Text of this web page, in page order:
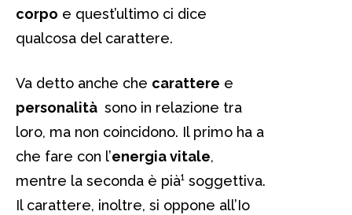
corpo e quest’ultimo ci dice
qualcosa del carattere.
Va detto anche che carattere e
personalità sono in relazione tra
loro, ma non coincidono. Il primo ha a
che fare con l’energia vitale,
mentre la seconda è pià¹ soggettiva.
Il carattere, inoltre, si oppone all’Io